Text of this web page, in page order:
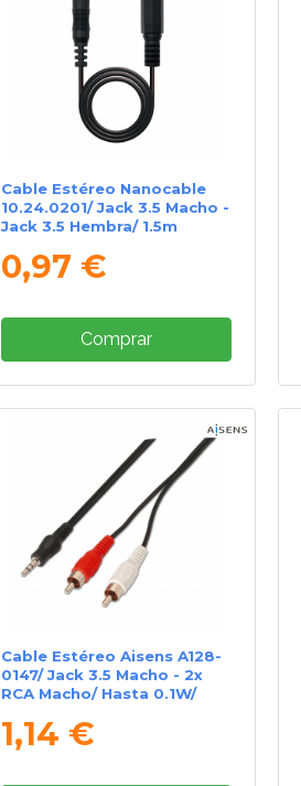
Cable Estéreo Nanocable
10.24.0201/ Jack 3.5 Macho -
Jack 3.5 Hembra/ 1.5m
0,97 €
Comprar
Cable Estéreo Aisens A128-
0147/ Jack 3.5 Macho - 2x
RCA Macho/ Hasta 0.1W/
1,14 €